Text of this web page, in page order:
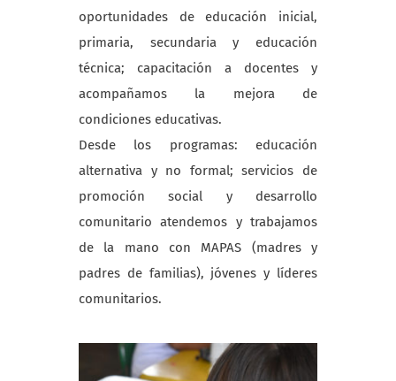
oportunidades de educación inicial,
primaria, secundaria y educación
técnica; capacitación a docentes y
acompañamos la mejora de
condiciones educativas.
Desde los programas: educación
alternativa y no formal; servicios de
promoción social y desarrollo
comunitario atendemos y trabajamos
de la mano con MAPAS (madres y
padres de familias), jóvenes y líderes
comunitarios.